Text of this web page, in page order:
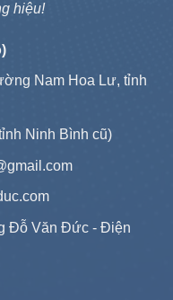
hiệu!
Nam Hoa Lư, tỉnh
Ninh Bình cũ)
Đỗ Văn Đức - Điện